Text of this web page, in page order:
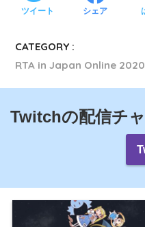
ツイート シェア
CATEGORY :
RTA in Japan Online 2020
Twitchの配信チ